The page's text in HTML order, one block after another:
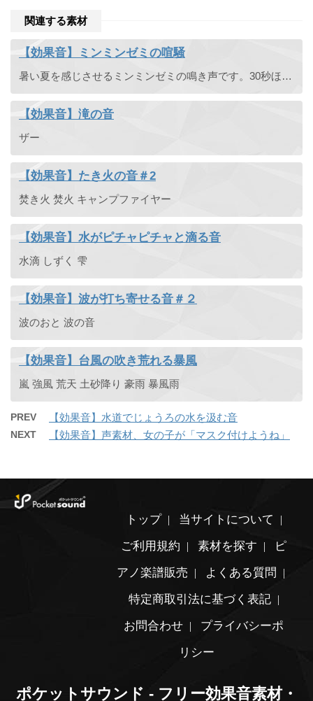
関連する素材
【効果音】ミンミンゼミの喧騒
暑い夏を感じさせるミンミンゼミの鳴き声です。30秒ほどあってループして使えます。夏が舞台となるノベルゲームの効果音としておすすめです。
【効果音】滝の音
ザー
【効果音】たき火の音＃2
焚き火 焚火 キャンプファイヤー
【効果音】水がピチャピチャと滴る音
水滴 しずく 雫
【効果音】波が打ち寄せる音＃２
波のおと 波の音
【効果音】台風の吹き荒れる暴風
嵐 強風 荒天 土砂降り 豪雨 暴風雨
PREV 【効果音】水道でじょうろの水を汲む音
NEXT 【効果音】声素材、女の子が「マスク付けようね」
トップ
当サイトについて
ご利用規約
素材を探す
ピ
アノ楽譜販売
よくある質問
特定商取引法に基づく表記
お問合わせ
プライバシーポ
リシー
ポケットサウンド - フリー効果音素材・